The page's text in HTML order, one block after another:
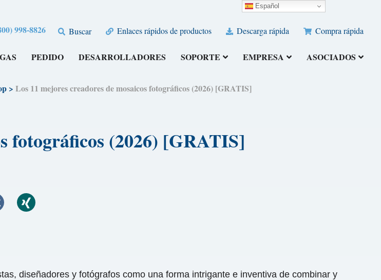
998-8826 Buscar Enlaces rápidos de productos Descarga rápida Compra rápida
PEDIDO DESARROLLADORES SOPORTE EMPRESA ASOCIADOS
> Los 11 mejores creadores de mosaicos fotográficos (2026) [GRATIS]
fotográficos (2026) [GRATIS]
diseñadores y fotógrafos como una forma intrigante e inventiva de combinar y
Español